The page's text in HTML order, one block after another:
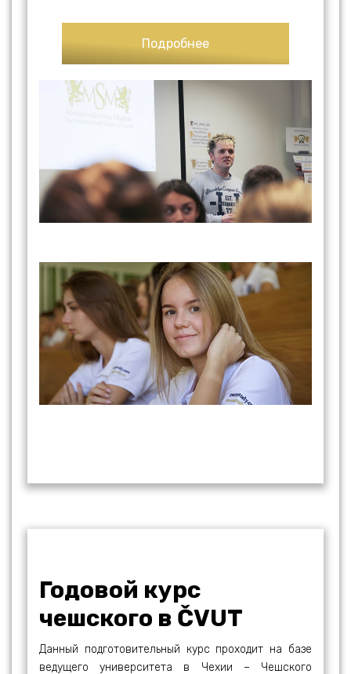
Подробнее
Годовой курс
чешского в ČVUT
Данный подготовительный курс проходит на базе
ведущего университета в Чехии – Чешского